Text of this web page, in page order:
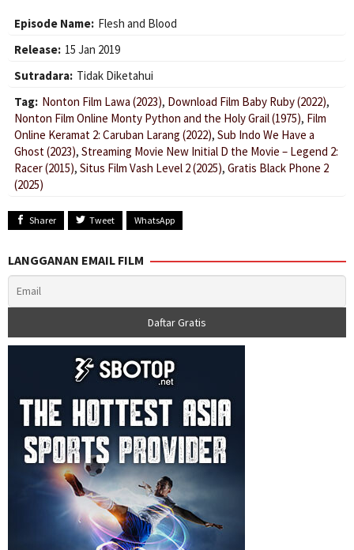
Episode Name: Flesh and Blood
Release: 15 Jan 2019
Sutradara: Tidak Diketahui
Tag: Nonton Film Lawa (2023), Download Film Baby Ruby (2022),
Nonton Film Online Monty Python and the Holy Grail (1975), Film
Online Keramat 2: Caruban Larang (2022), Sub Indo We Have a
Ghost (2023), Streaming Movie New Initial D the Movie – Legend 2:
Racer (2015), Situs Film Vash Level 2 (2025), Gratis Black Phone 2
(2025)
Sharer Tweet WhatsApp
LANGGANAN EMAIL FILM